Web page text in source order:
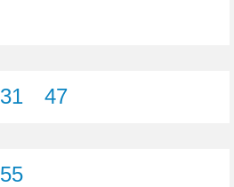
31
47
55